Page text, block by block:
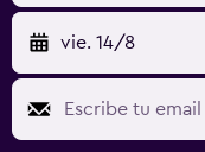
vie. 14/8